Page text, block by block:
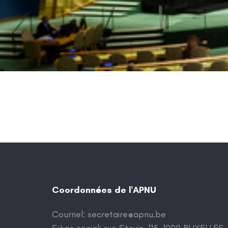
Coordonnées de l'APNU
Courriel: secretaire@apnu.be